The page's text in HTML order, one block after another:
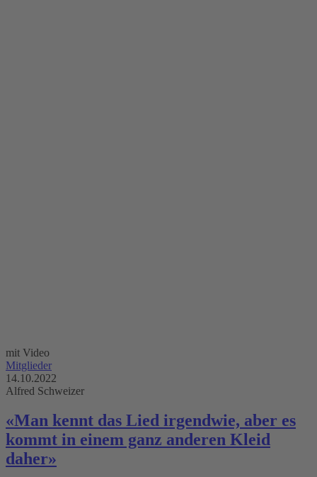
mit Video
Mitglieder
14.10.2022
Alfred Schweizer
«Man kennt das Lied irgendwie, aber es
kommt in einem ganz anderen Kleid
daher»